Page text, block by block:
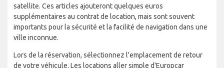
satellite. Ces articles ajouteront quelques euros
supplémentaires au contrat de location, mais sont souvent
importants pour la sécurité et la facilité de navigation dans une
ville inconnue.
Lors de la réservation, sélectionnez l'emplacement de retour
de votre véhicule. Les locations aller simple d'Europcar